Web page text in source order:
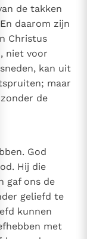
de takken
daarom zijn
Christus
niet voor
kan uit
maar
zonder de
God
Hij die
gaf ons de
geliefd te
kunnen
met